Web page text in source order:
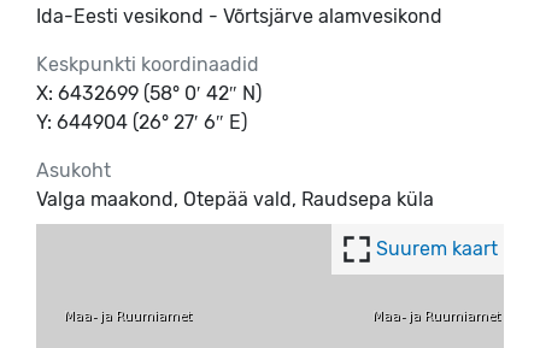
Ida-Eesti vesikond - Võrtsjärve alamvesikond
Keskpunkti koordinaadid
X: 6432699 (58° 0′ 42″ N)
Y: 644904 (26° 27′ 6″ E)
Asukoht
Valga maakond, Otepää vald, Raudsepa küla
Suurem kaart